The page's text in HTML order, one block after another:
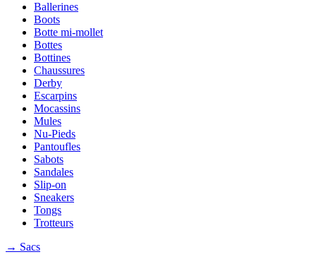
Ballerines
Boots
Botte mi-mollet
Bottes
Bottines
Chaussures
Derby
Escarpins
Mocassins
Mules
Nu-Pieds
Pantoufles
Sabots
Sandales
Slip-on
Sneakers
Tongs
Trotteurs
→ Sacs